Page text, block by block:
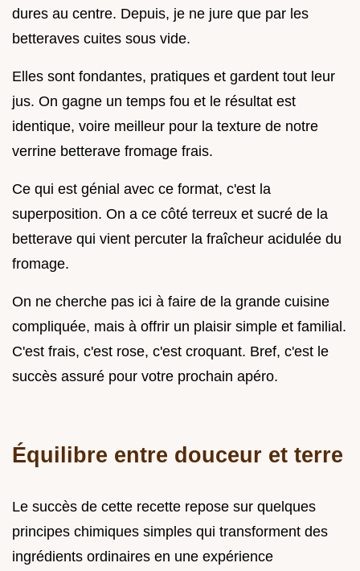
dures au centre. Depuis, je ne jure que par les
betteraves cuites sous vide.
Elles sont fondantes, pratiques et gardent tout leur
jus. On gagne un temps fou et le résultat est
identique, voire meilleur pour la texture de notre
verrine betterave fromage frais.
Ce qui est génial avec ce format, c'est la
superposition. On a ce côté terreux et sucré de la
betterave qui vient percuter la fraîcheur acidulée du
fromage.
On ne cherche pas ici à faire de la grande cuisine
compliquée, mais à offrir un plaisir simple et familial.
C'est frais, c'est rose, c'est croquant. Bref, c'est le
succès assuré pour votre prochain apéro.
Équilibre entre douceur et terre
Le succès de cette recette repose sur quelques
principes chimiques simples qui transforment des
ingrédients ordinaires en une expérience